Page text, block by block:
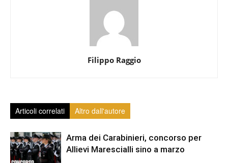
Filippo Raggio
Articoli correlati Altro dall'autore
Arma dei Carabinieri, concorso per
Allievi Marescialli sino a marzo